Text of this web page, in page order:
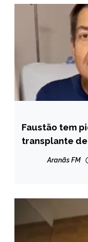
Faustão tem
transplante
Aranãs FM